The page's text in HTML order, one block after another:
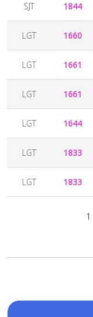
SJT 1844
LGT 1660
LGT 1661
LGT 1661
LGT 1644
LGT 1833
LGT 1833
1